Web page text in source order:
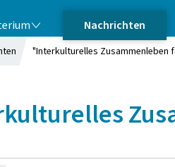
Nachrichten
"Interkulturelles